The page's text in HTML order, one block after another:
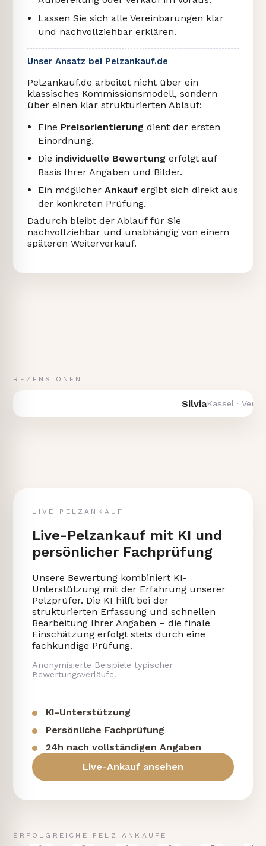
Lassen Sie sich alle Vereinbarungen klar
und nachvollziehbar erklären.
Unser Ansatz bei Pelzankauf.de
Pelzankauf.de arbeitet nicht über ein
klassisches Kommissionsmodell, sondern
über einen klar strukturierten Ablauf:
Eine Preisorientierung dient der ersten
Einordnung.
Die individuelle Bewertung erfolgt auf
Basis Ihrer Angaben und Bilder.
Ein möglicher Ankauf ergibt sich direkt aus
der konkreten Prüfung.
Dadurch bleibt der Ablauf für Sie
nachvollziehbar und unabhängig von einem
späteren Weiterverkauf.
REZENSIONEN
SilviaKassel · Verkauf
LIVE-PELZANKAUF
Live-Pelzankauf mit KI und
persönlicher Fachprüfung
Unsere Bewertung kombiniert KI-
Unterstützung mit der Erfahrung unserer
Pelzprüfer. Die KI hilft bei der
strukturierten Erfassung und schnellen
Bearbeitung Ihrer Angaben – die finale
Einschätzung erfolgt stets durch eine
fachkundige Prüfung.
Anonymisierte Beispiele typischer
Bewertungsverläufe.
KI-Unterstützung
Persönliche Fachprüfung
24h nach vollständigen Angaben
Live-Ankauf ansehen
ERFOLGREICHE PELZ ANKÄUFE